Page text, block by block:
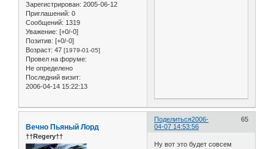
Зарегистрирован: 2005-06-12
Приглашений: 0
Сообщений: 1319
Уважение: [+0/-0]
Позитив: [+0/-0]
Возраст: 47 [1979-01-05]
Провел на форуме:
Не определено
Последний визит:
2006-04-14 15:22:13
Поделиться 65
2006-
04-07 14:53:56
Вечно Пьяный Лорд
††Regery††
Ну вот это будет совсем